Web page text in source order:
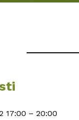
17:00 – 20:00